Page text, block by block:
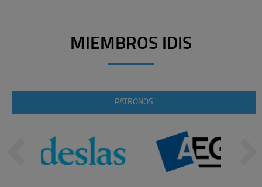
MIEMBROS IDIS
PATRONOS